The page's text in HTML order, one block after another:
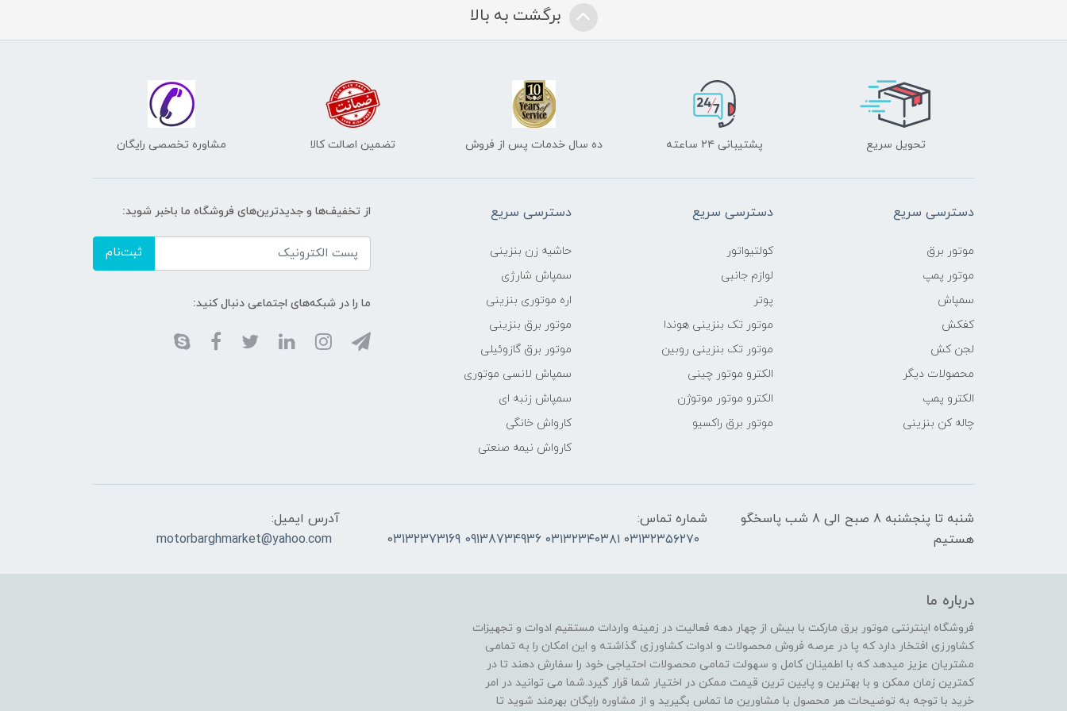
برگشت به بالا
تحویل سریع پشتیبانی ۲۴ ساعته ده سال خدمات پس از فروش تضمین اصالت کالا مشاوره تخصصی رایگان
دسترسی سریع
موتور برق
موتور پمپ
سمپاش
کفکش
لجن کش
محصولات دیگر
الکترو پمپ
چاله کن بنزینی
دسترسی سریع
کولتیواتور
لوازم جانبی
پوتر
موتور تک بنزینی هوندا
موتور تک بنزینی روبین
الکترو موتور چینی
الکترو موتور موتوژن
موتور برق راکسیو
دسترسی سریع
حاشیه زن بنزینی
سمپاش شارژی
اره موتوری بنزینی
موتور برق بنزینی
موتور برق گازوئیلی
سمپاش لانسی موتوری
سمپاش زنبه ای
کارواش خانگی
کارواش نیمه صنعتی
از تخفیف‌ها و جدیدترین‌های فروشگاه ما باخبر شوید:
ثبت‌نام
ما را در شبکه‌های اجتماعی دنبال کنید:
شنبه تا پنجشنبه 8 صبح الی 8 شب پاسخگو
هستیم
شماره تماس:
۰۳۱۳۲۳۵۶۲۷۰ ۰۳۱۳۲۳۴۰۳۸۱ 09138734936 03132373169
آدرس ایمیل:
motorbarghmarket@yahoo.com
درباره ما
فروشگاه اینترنتی موتور برق مارکت با بیش از چهار دهه فعالیت در زمینه واردات مستقیم ادوات و تجهیزات
کشاورزی افتخار دارد که پا در عرصه فروش محصولات و ادوات کشاورزی گذاشته و این امکان را به تمامی
مشتریان عزیز میدهد که با اطمینان کامل و سهولت تمامی محصولات احتیاجی خود را سفارش دهند تا در
کمترین زمان ممکن و با بهترین و پایین ترین قیمت ممکن در اختیار شما قرار گیرد.شما می توانید در امر
خرید با توجه به توضیحات هر محصول با مشاورین ما تماس بگیرید و از مشاوره رایگان بهرمند شوید تا